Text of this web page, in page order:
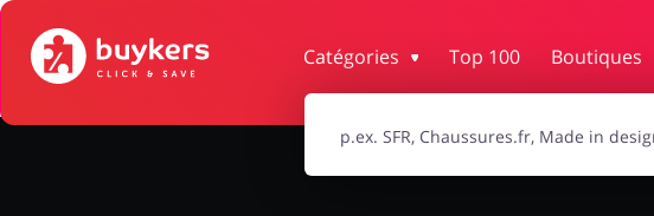
Catégories Top 100 Boutiques
Maison & Jardin Bijoux & Accessoires
Électronique & Électroménager